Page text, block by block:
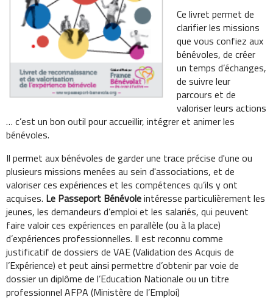
Ce livret permet de
clarifier les missions
que vous confiez aux
bénévoles, de créer
un temps d’échanges,
de suivre leur
parcours et de
valoriser leurs actions
… c’est un bon outil pour accueillir, intégrer et animer les
bénévoles.
Il permet aux bénévoles de garder une trace précise d'une ou
plusieurs missions menées au sein d'associations, et de
valoriser ces expériences et les compétences qu’ils y ont
acquises. Le Passeport Bénévoleintéresse particulièrement les
jeunes, les demandeurs d’emploi et les salariés, qui peuvent
faire valoir ces expériences en parallèle (ou à la place)
d’expériences professionnelles. Il est reconnu comme
justificatif de dossiers de VAE (Validation des Acquis de
l’Expérience) et peut ainsi permettre d’obtenir par voie de
dossier un diplôme de l’Education Nationale ou un titre
professionnel AFPA (Ministère de l’Emploi)